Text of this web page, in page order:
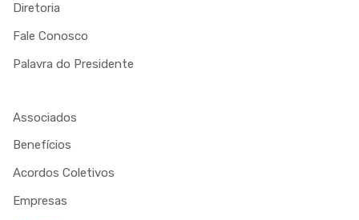
Diretoria
Fale Conosco
Palavra do Presidente
Associados
Benefícios
Acordos Coletivos
Empresas